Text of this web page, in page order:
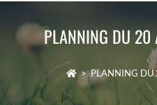
PLANNING DU
> PLANNING DU